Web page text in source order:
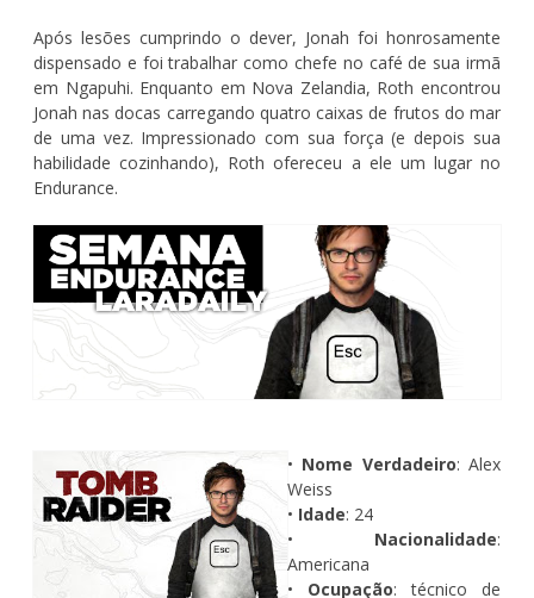
Após lesões cumprindo o dever, Jonah foi honrosamente
dispensado e foi trabalhar como chefe no café de sua irmã
em Ngapuhi. Enquanto em Nova Zelandia, Roth encontrou
Jonah nas docas carregando quatro caixas de frutos do mar
de uma vez. Impressionado com sua força (e depois sua
habilidade cozinhando), Roth ofereceu a ele um lugar no
Endurance.
• Nome Verdadeiro: Alex
Weiss
• Idade: 24
• Nacionalidade:
Americana
• Ocupação: técnico de